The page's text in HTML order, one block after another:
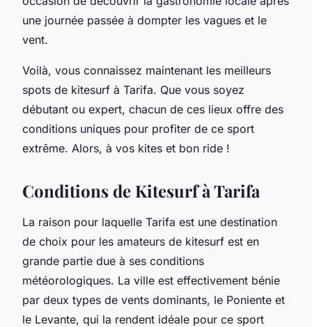
une journée passée à dompter les vagues et le
vent.
Voilà, vous connaissez maintenant les meilleurs
spots de kitesurf à Tarifa. Que vous soyez
débutant ou expert, chacun de ces lieux offre des
conditions uniques pour profiter de ce sport
extrême. Alors, à vos kites et bon ride !
Conditions de Kitesurf à Tarifa
La raison pour laquelle Tarifa est une destination
de choix pour les amateurs de kitesurf est en
grande partie due à ses conditions
météorologiques. La ville est effectivement bénie
par deux types de vents dominants, le Poniente et
le Levante, qui la rendent idéale pour ce sport